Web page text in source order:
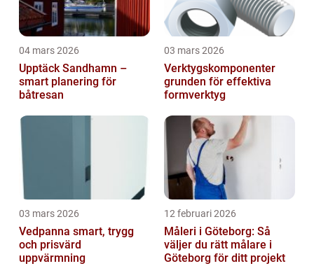
04 mars 2026
Upptäck Sandhamn –
smart planering för
båtresan
03 mars 2026
Verktygskomponenter
grunden för effektiva
formverktyg
03 mars 2026
Vedpanna smart, trygg
och prisvärd
uppvärmning
12 februari 2026
Måleri i Göteborg: Så
väljer du rätt målare i
Göteborg för ditt projekt